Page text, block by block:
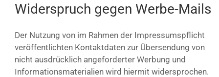
Widerspruch gegen Werbe-Mails
Der Nutzung von im Rahmen der Impressumspflicht
veröffentlichten Kontaktdaten zur Übersendung von
nicht ausdrücklich angeforderter Werbung und
Informationsmaterialien wird hiermit widersprochen.